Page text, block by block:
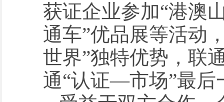
获证企业参加“港澳
通车”优品展等活动
世界”独特优势，联
通“认证—市场”最后